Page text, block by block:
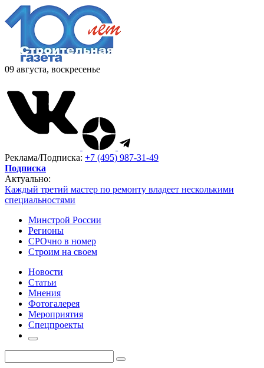
09 августа, воскресенье
Реклама/Подписка: +7 (495) 987-31-49
Подписка
Актуально:
Каждый третий мастер по ремонту владеет несколькими
специальностями
Минстрой России
Регионы
СРОчно в номер
Строим на своем
Новости
Статьи
Мнения
Фотогалерея
Мероприятия
Спецпроекты